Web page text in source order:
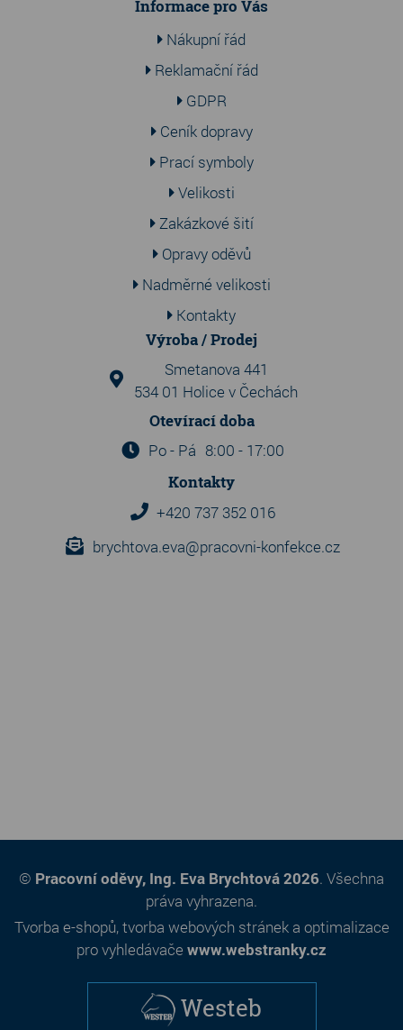
Informace pro Vás
Nákupní řád
Reklamační řád
GDPR
Ceník dopravy
Prací symboly
Velikosti
Zakázkové šití
Opravy oděvů
Nadměrné velikosti
Kontakty
Výroba / Prodej
Smetanova 441
534 01 Holice v Čechách
Otevírací doba
Po - Pá 8:00 - 17:00
Kontakty
+420 737 352 016
brychtova.eva@pracovni-konfekce.cz
© Pracovní oděvy, Ing. Eva Brychtová 2026. Všechna
práva vyhrazena.
Tvorba e-shopů,tvorba webových stráneka optimalizace
pro vyhledávače www.webstranky.cz
Westeb